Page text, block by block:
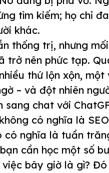
tìm kiếm; họ chỉ
khác.
thống trị, nhưng
trở nên phức tạp.
thứ lộn xộn,
– và đột nhiên
sang chat với
có nghĩa là
có nghĩa là tuần
cần học một số
bây giờ là gì?